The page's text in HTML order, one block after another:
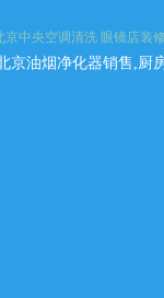
京中央空调清洗 眼镜店装
京油烟净化器销售,厨